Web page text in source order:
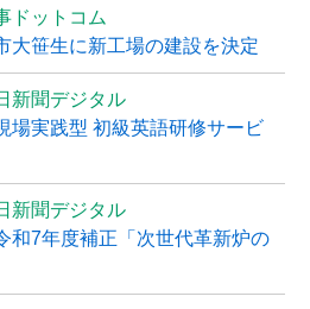
ドットコム
大笹生に新工場の建設を決定
新聞デジタル
場実践型 初級英語研修サービ
新聞デジタル
和7年度補正「次世代革新炉の